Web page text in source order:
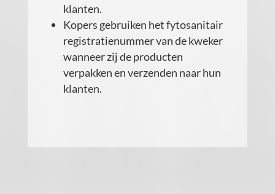
klanten.
Kopers gebruiken het fytosanitair
registratienummer van de kweker
wanneer zij de producten
verpakken en verzenden naar hun
klanten.